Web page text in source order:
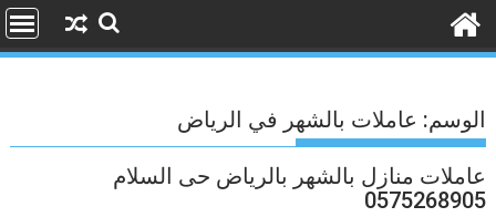
الوسم: عاملات بالشهر في الرياض
عاملات منازل بالشهر بالرياض حى السلام
0575268905